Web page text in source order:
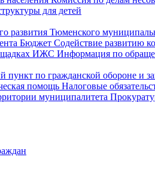
для детей
развития Тюменского
Бюджет Содействие развитию
ИЖС Информация по
по гражданской обороне и
помощь Налоговые
муниципалитета